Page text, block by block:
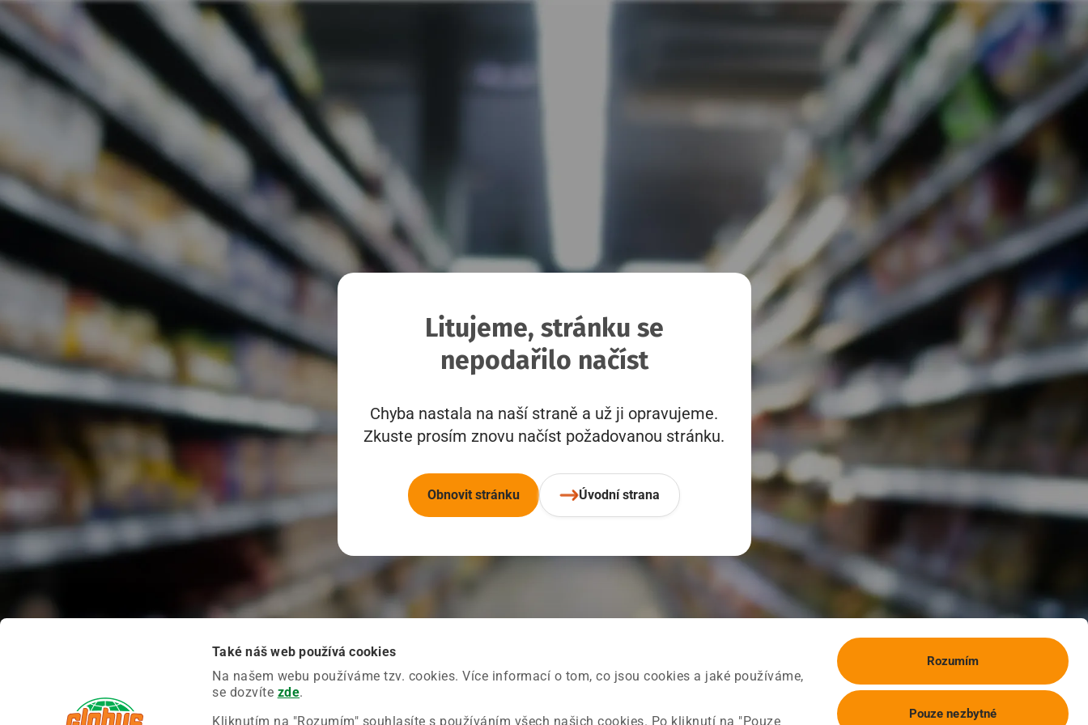
Také náš web používá cookies
Na našem webu používáme tzv. cookies. Více informací o tom, co jsou cookies a jaké používáme,
se dozvíte zde.
Kliknutím na "Rozumím" souhlasíte s používáním všech našich cookies. Po kliknutí na "Pouze
Rozumím
Pouze nezbytné
Litujeme, stránku se
nepodařilo načíst
Chyba nastala na naší straně a už ji opravujeme.
Zkuste prosím znovu načíst požadovanou stránku.
Obnovit stránku Úvodní strana